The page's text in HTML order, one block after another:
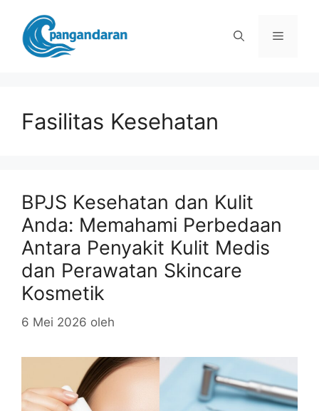
Menu
Fasilitas Kesehatan
BPJS Kesehatan dan Kulit
Anda: Memahami Perbedaan
Antara Penyakit Kulit Medis
dan Perawatan Skincare
Kosmetik
6 Mei 2026 oleh